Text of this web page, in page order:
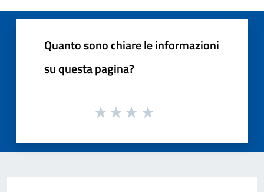
Quanto sono chiare le informazioni
su questa pagina?